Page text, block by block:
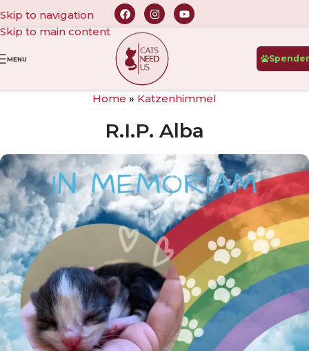
Skip to navigation
Skip to main content
MENU
Home » Katzenhimmel
R.I.P. Alba